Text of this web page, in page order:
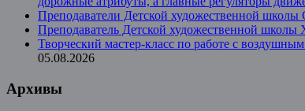
Преподаватели Детской художественной
Преподаватель Детской художественной школы
Творческий мастер-класс по работе с
05.08.2026
Архивы